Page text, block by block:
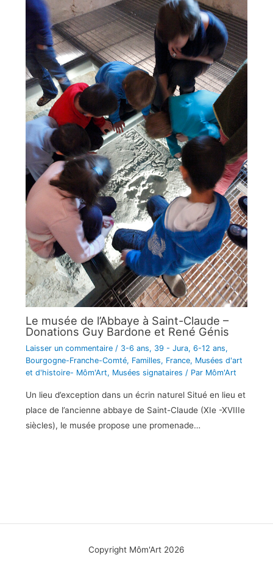
Le musée de l’Abbaye à Saint-Claude –
Donations Guy Bardone et René Génis
Laisser un commentaire / 3-6 ans, 39 - Jura, 6-12 ans,
Bourgogne-Franche-Comté, Familles, France, Musées d'art
et d'histoire- Môm'Art, Musées signataires / Par Môm'Art
Un lieu d’exception dans un écrin naturel Situé en lieu et
place de l’ancienne abbaye de Saint-Claude (XIe -XVIIIe
siècles), le musée propose une promenade…
Copyright Môm'Art 2026